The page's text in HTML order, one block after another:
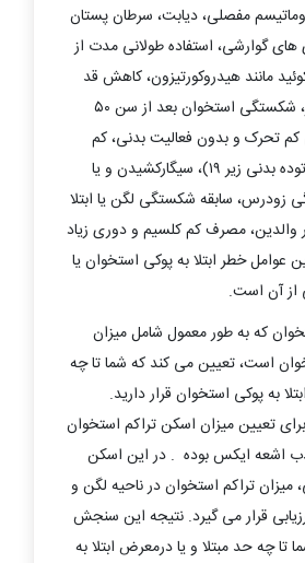
مفصلی، دیابت، سرطان پستان
های گوارشی، استفاده طولانی مدت از
مانند هیدروکورتیزون، کاهش قد
حتی تا ۴ سانتی متر، شکستگی استخوان بعد از سن ۵۰
تحرک و بدون فعالیت بدنی، کم
وزن بودن (شاخص توده بدنی زیر ۱۹)، سیگارکشیدن و یا
زودرس، سابقه شکستگی لگن یا ابتلا
مصرف کم کلسیم و دوری زیاد
عوامل خطر ابتلا به پوکی استخوان یا
آن است.
که به طور معمول شامل میزان
است، تعیین می کند که شما تا چه
به پوکی استخوان قرار دارید.
تعیین میزان اسکن تراکم استخوان
ایکس بوده . در این اسکن
تراکم استخوان در ناحیه لگن و
قرار می گیرد. نتیجه این سنجش
چه حد مبتلا و یا درمعرض ابتلا به